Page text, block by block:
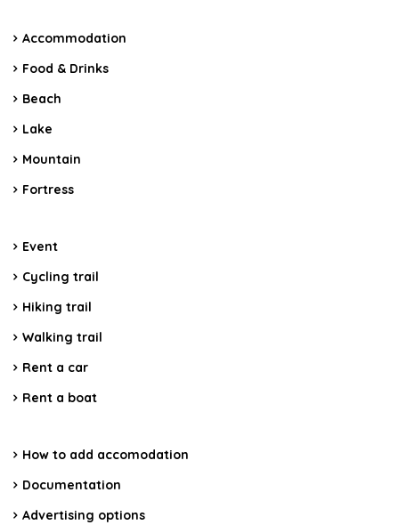
Accommodation
Food & Drinks
Beach
Lake
Mountain
Fortress
Event
Cycling trail
Hiking trail
Walking trail
Rent a car
Rent a boat
How to add accomodation
Documentation
Advertising options